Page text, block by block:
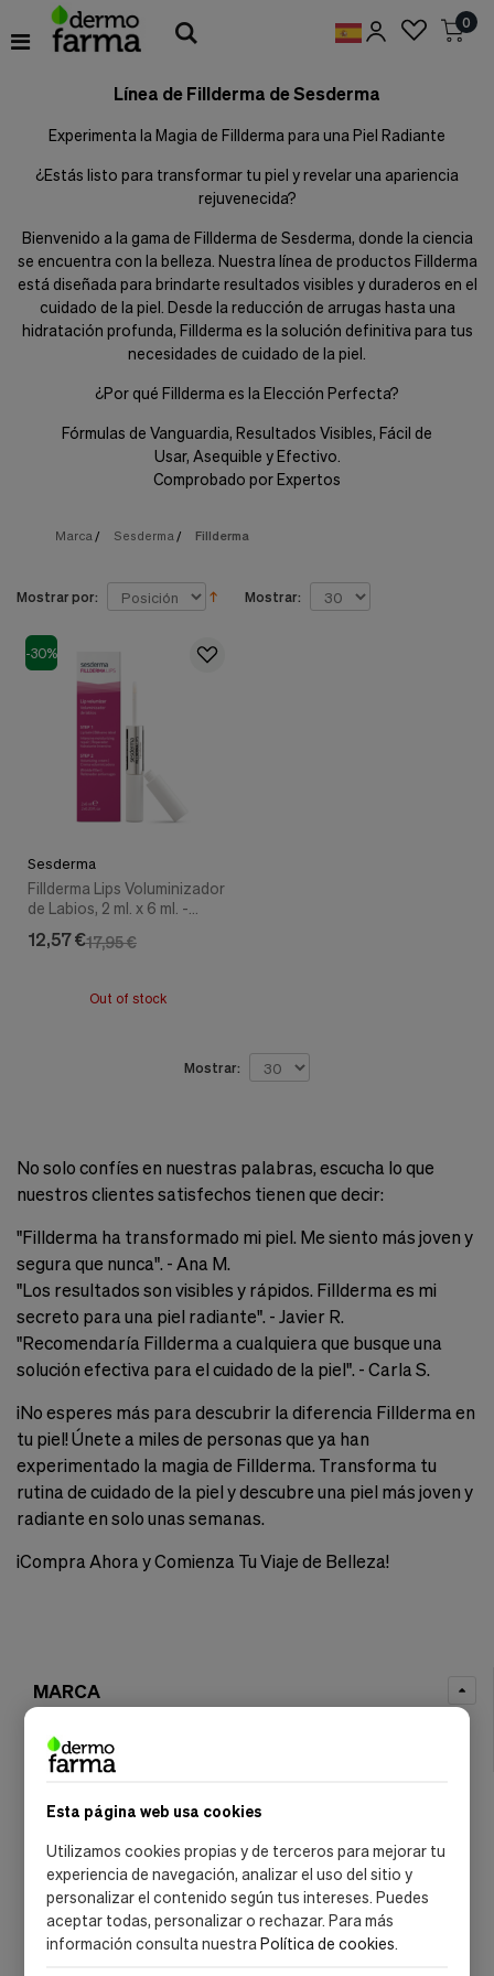
Esta página web usa cookies
Utilizamos cookies propias y de terceros para mejorar tu
experiencia de navegación, analizar el uso del sitio y
personalizar el contenido según tus intereses. Puedes
aceptar todas, personalizar o rechazar. Para más
información consulta nuestraPolítica de cookies.
Preferencias
de
cookies
esenciales
servicios
disponibles
web
recopilar
información,
usuarios
nuestra
pueden
ser
basados
tus
costumbres
navegación.
Guardar preferencias
0
Línea de Fillderma de Sesderma
Experimenta la Magia de Fillderma para una Piel Radiante
¿Estás listo para transformar tu piel y revelar una apariencia
rejuvenecida?
Bienvenido a la gama de Fillderma de Sesderma, donde la ciencia
se encuentra con la belleza. Nuestra línea de productos Fillderma
está diseñada para brindarte resultados visibles y duraderos en el
cuidado de la piel. Desde la reducción de arrugas hasta una
hidratación profunda, Fillderma es la solución definitiva para tus
necesidades de cuidado de la piel.
¿Por qué Fillderma es la Elección Perfecta?
Fórmulas de Vanguardia, Resultados Visibles, Fácil de
Usar, Asequible y Efectivo.
Comprobado por Expertos
Marca / Sesderma / Fillderma
Mostrar por: Mostrar:
-30%
Sesderma
Fillderma Lips Voluminizador
de Labios, 2 ml. x 6 ml. -
17,95 €
12,57 €
Out of stock
Mostrar:
No solo confíes en nuestras palabras, escucha lo que
nuestros clientes satisfechos tienen que decir:
"Fillderma ha transformado mi piel. Me siento más joven y
segura que nunca". - Ana M.
"Los resultados son visibles y rápidos. Fillderma es mi
secreto para una piel radiante". - Javier R.
"Recomendaría Fillderma a cualquiera que busque una
solución efectiva para el cuidado de la piel". - Carla S.
¡No esperes más para descubrir la diferencia Fillderma en
tu piel! Únete a miles de personas que ya han
experimentado la magia de Fillderma. Transforma tu
rutina de cuidado de la piel y descubre una piel más joven y
radiante en solo unas semanas.
¡Compra Ahora y Comienza Tu Viaje de Belleza!
MARCA
Sesderma(1)